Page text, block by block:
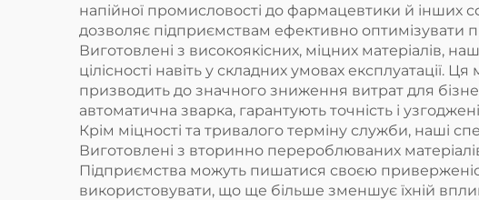
плоска
напійної промисловості до фармацевтики й інших
дозволяє підприємствам ефективно оптимізувати
Виготовлені з високоякісних, міцних матеріалів,
цілісності навіть у складних умовах експлуатації.
призводить до значного зниження витрат для
автоматична зварка, гарантують точність і
Крім міцності та тривалого терміну служби, наші
Виготовлені з вторинно перероблюваних
Підприємства можуть пишатися своєю
використовувати, що ще більше зменшує їхній